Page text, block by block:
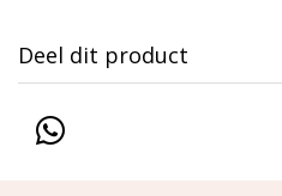
Deel dit product